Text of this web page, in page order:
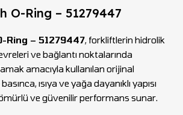
O-Ring – 51279447
Ring – 51279447, forkliftlerin hidrolik
ve bağlantı noktalarında
amacıyla kullanılan orijinal
ısıya ve yağa dayanıklı yapısı
ve güvenilir performans sunar.